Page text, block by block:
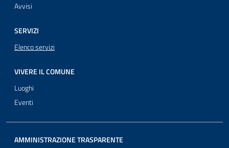
Avvisi
SERVIZI
Elenco servizi
VIVERE IL COMUNE
Luoghi
Eventi
AMMINISTRAZIONE TRASPARENTE